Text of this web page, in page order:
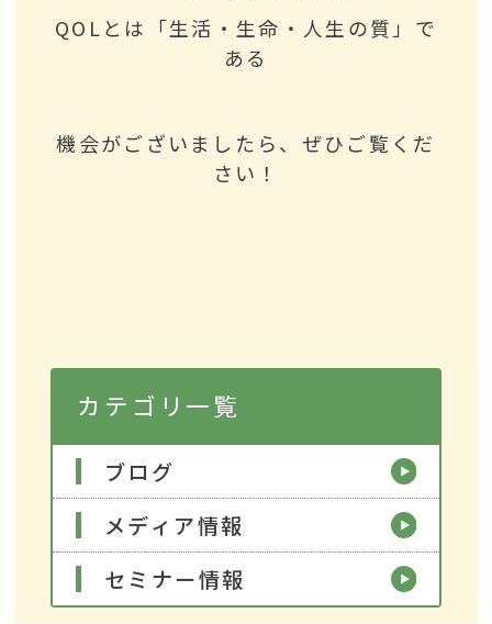
QOLとは「生活・生命・人生の質」で
ある
機会がございましたら、ぜひご覧くだ
さい！
カテゴリ一覧
ブログ
メディア情報
セミナー情報